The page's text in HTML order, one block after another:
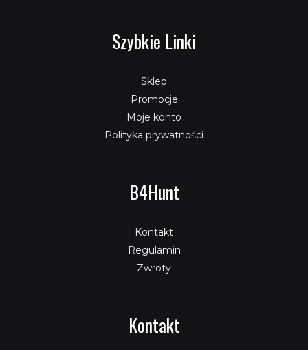
Szybkie Linki
Sklep
Promocje
Moje konto
Polityka prywatności
B4Hunt
Kontakt
Regulamin
Zwroty
Kontakt